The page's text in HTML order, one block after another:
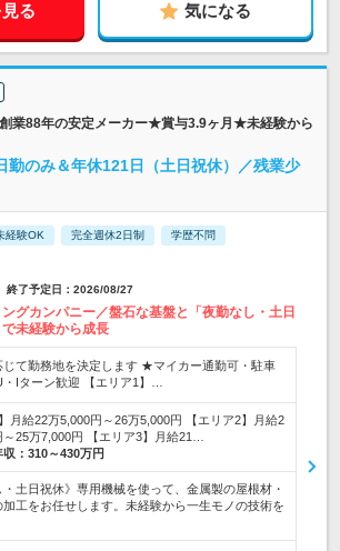
る 気になる
業88年の安定メーカー★賞与3.9ヶ月★未経験から
勤のみ＆年休121日（土日祝休）／残業少
経験OK 完全週休2日制 学歴不問
了予定日：2026/08/27
グカンパニー／盤石な基盤と「夜勤なし・土日
未経験から成長
て勤務地を決定します ★マイカー通勤可・駐車
Iターン歓迎 【エリア1】…
】月給22万5,000円～26万5,000円 【エリア2】月給2
～25万7,000円 【エリア3】月給21…
： 310～430万円
・土日祝休》専用機械を使って、金属製の屋根材・
加工をお任せします。未経験から一生モノの技術を